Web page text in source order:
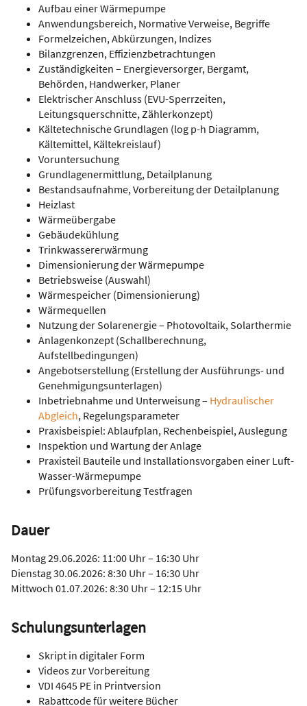
Aufbau einer Wärmepumpe
Anwendungsbereich, Normative Verweise, Begriffe
Formelzeichen, Abkürzungen, Indizes
Bilanzgrenzen, Effizienzbetrachtungen
Zuständigkeiten – Energieversorger, Bergamt,
Behörden, Handwerker, Planer
Elektrischer Anschluss (EVU-Sperrzeiten,
Leitungsquerschnitte, Zählerkonzept)
Kältetechnische Grundlagen (log p-h Diagramm,
Kältemittel, Kältekreislauf)
Voruntersuchung
Grundlagenermittlung, Detailplanung
Bestandsaufnahme, Vorbereitung der Detailplanung
Heizlast
Wärmeübergabe
Gebäudekühlung
Trinkwassererwärmung
Dimensionierung der Wärmepumpe
Betriebsweise (Auswahl)
Wärmespeicher (Dimensionierung)
Wärmequellen
Nutzung der Solarenergie – Photovoltaik, Solarthermie
Anlagenkonzept (Schallberechnung,
Aufstellbedingungen)
Angebotserstellung (Erstellung der Ausführungs- und
Genehmigungsunterlagen)
Inbetriebnahme und Unterweisung – Hydraulischer
Abgleich, Regelungsparameter
Praxisbeispiel: Ablaufplan, Rechenbeispiel, Auslegung
Inspektion und Wartung der Anlage
Praxisteil Bauteile und Installationsvorgaben einer Luft-
Wasser-Wärmepumpe
Prüfungsvorbereitung Testfragen
Dauer
Montag 29.06.2026: 11:00 Uhr – 16:30 Uhr
Dienstag 30.06.2026: 8:30 Uhr – 16:30 Uhr
Mittwoch 01.07.2026: 8:30 Uhr – 12:15 Uhr
Schulungsunterlagen
Skript in digitaler Form
Videos zur Vorbereitung
VDI 4645 PE in Printversion
Rabattcode für weitere Bücher